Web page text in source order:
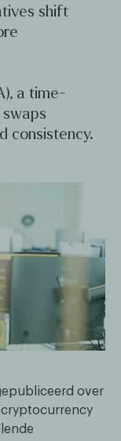
shift
a time-
consistency.
over
cryptocurrency